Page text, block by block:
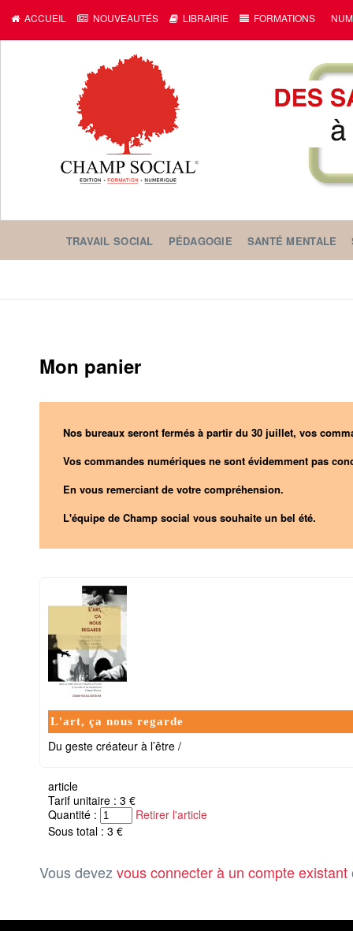
ACCUEIL NOUVEAUTÉS LIBRAIRIE FORMATIONS
TRAVAIL SOCIAL PÉDAGOGIE SANTÉ MENTALE
Mon panier
Nos bureaux seront fermés à partir du 30 juillet, vos
Vos commandes numériques ne sont évidemment pas
En vous remerciant de votre compréhension.
L'équipe de Champ social vous souhaite un bel été.
L'art, ça nous regarde
Du geste créateur à l’être /
article
Tarif unitaire : 3 €
Quantité :
Retirer l'article
Sous total : 3 €
Vous devez vous connecter à un compte existant